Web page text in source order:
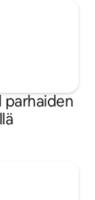
parhaiden